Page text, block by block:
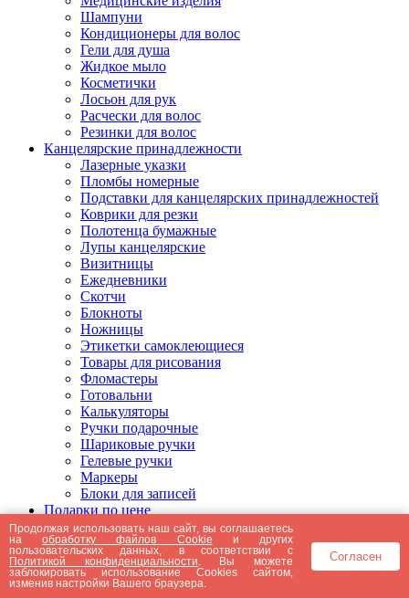
Шампуни
Кондиционеры для волос
Гели для душа
Жидкое мыло
Косметички
Лосьон для рук
Расчески для волос
Резинки для волос
Канцелярские принадлежности
Лазерные указки
Пломбы номерные
Подставки для канцелярских принадлежностей
Коврики для резки
Полотенца бумажные
Лупы канцелярские
Визитницы
Ежедневники
Скотчи
Блокноты
Ножницы
Этикетки самоклеющиеся
Товары для рисования
Фломастеры
Готовальни
Калькуляторы
Ручки подарочные
Шариковые ручки
Гелевые ручки
Маркеры
Блоки для записей
Подарки по цене
Подарки от 5000 рублей
Подарки до 5000 рублей
Подарки до 3000 рублей
Подарки до 2000 рублей
Подарки до 1000 рублей
Продолжая использовать наш сайт, вы соглашаетесь
наобработку файлов Cookie и других
пользовательских данных, в соответствии с
Политикой конфиденциальности . Вы можете
заблокировать использование Cookies сайтом,
изменив настройки Вашего браузера.
Согласен